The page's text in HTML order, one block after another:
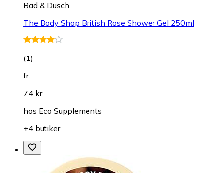
Bad & Dusch
The Body Shop British Rose Shower Gel 250ml
(1)
fr.
74 kr
hos Eco Supplements
+4 butiker